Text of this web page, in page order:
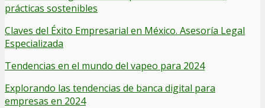
prácticas sostenibles
Claves del Éxito Empresarial en México. Asesoría Legal
Especializada
Tendencias en el mundo del vapeo para 2024
Explorando las tendencias de banca digital para
empresas en 2024